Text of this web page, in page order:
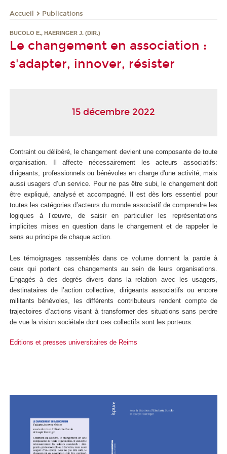
Accueil Publications
BUCOLO E., HAERINGER J. (DIR.)
Le changement en association :
s'adapter, innover, résister
15 décembre 2022
Contraint ou délibéré, le changement devient une composante de toute
organisation. Il affecte nécessairement les acteurs associatifs:
dirigeants, professionnels ou bénévoles en charge d'une activité, mais
aussi usagers d’un service. Pour ne pas être subi, le changement doit
être expliqué, analysé et accompagné. Il est dès lors essentiel pour
toutes les catégories d’acteurs du monde associatif de comprendre les
logiques à l’œuvre, de saisir en particulier les représentations
implicites mises en question dans le changement et de rappeler le
sens au principe de chaque action.
Les témoignages rassemblés dans ce volume donnent la parole à
ceux qui portent ces changements au sein de leurs organisations.
Engagés à des degrés divers dans la relation avec les usagers,
destinataires de l’action collective, dirigeants associatifs ou encore
militants bénévoles, les différents contributeurs rendent compte de
trajectoires d’actions visant à transformer des situations sans perdre
de vue la vision sociétale dont ces collectifs sont les porteurs.
Editions et presses universitaires de Reims